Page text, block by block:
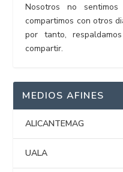
Nosotros no
compartimos con otros
por tanto,
compartir.
MEDIOS AFINES
ALICANTEMAG
UALA